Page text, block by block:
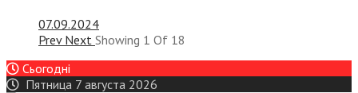
07.09.2024
Prev Next Showing 1 Of 18
Сьогодні
Пятница 7 августа 2026